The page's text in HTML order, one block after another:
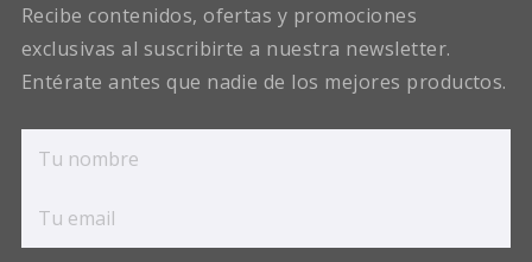
Recibe contenidos, ofertas y promociones
exclusivas al suscribirte a nuestra newsletter.
Entérate antes que nadie de los mejores productos.